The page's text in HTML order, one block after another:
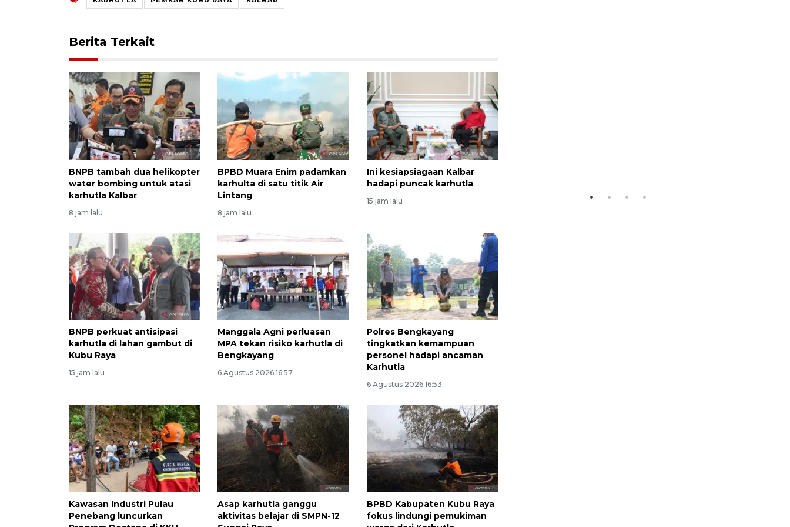
Berita Terkait
BNPB tambah dua helikopter
water bombing untuk atasi
karhutla Kalbar
8 jam lalu
BPBD Muara Enim padamkan
karhulta di satu titik Air
Lintang
8 jam lalu
Ini kesiapsiagaan Kalbar
hadapi puncak karhutla
15 jam lalu
BNPB perkuat antisipasi
karhutla di lahan gambut di
Kubu Raya
15 jam lalu
Manggala Agni perluasan
MPA tekan risiko karhutla di
Bengkayang
6 Agustus 2026 16:57
Polres Bengkayang
tingkatkan kemampuan
personel hadapi ancaman
Karhutla
6 Agustus 2026 16:53
Kawasan Industri Pulau
Penebang luncurkan
Asap karhutla ganggu
aktivitas belajar di SMPN-12
BPBD Kabupaten Kubu Raya
fokus lindungi pemukiman
Ekonomi triwulan II-2026
tumbuh 5,29 persen
2026-08-06 18:45:00